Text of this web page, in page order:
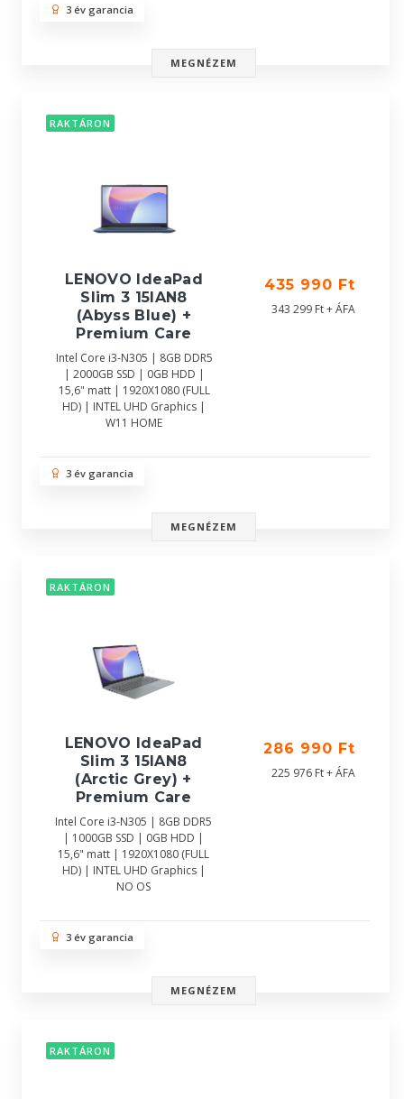
3 év garancia
MEGNÉZEM
RAKTÁRON
LENOVO IdeaPad
Slim 3 15IAN8
(Abyss Blue) +
Premium Care
Intel Core i3-N305 | 8GB DDR5
| 2000GB SSD | 0GB HDD |
15,6" matt | 1920X1080 (FULL
HD) | INTEL UHD Graphics |
W11 HOME
435 990 Ft
343 299 Ft + ÁFA
3 év garancia
MEGNÉZEM
RAKTÁRON
LENOVO IdeaPad
Slim 3 15IAN8
(Arctic Grey) +
Premium Care
Intel Core i3-N305 | 8GB DDR5
| 1000GB SSD | 0GB HDD |
15,6" matt | 1920X1080 (FULL
HD) | INTEL UHD Graphics |
NO OS
286 990 Ft
225 976 Ft + ÁFA
3 év garancia
MEGNÉZEM
RAKTÁRON